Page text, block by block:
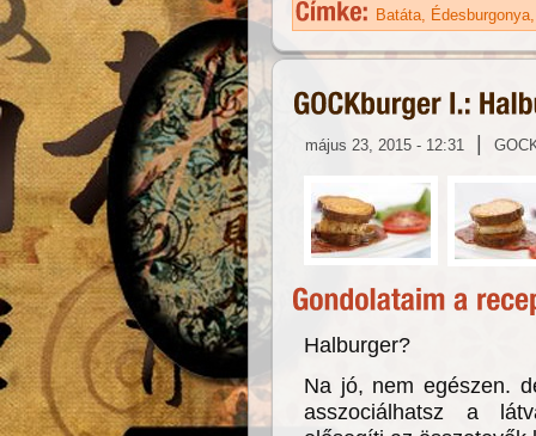
Batáta
Édesburgonya
május 23, 2015 - 12:31 |
Halburger?
Na jó, nem egészen.
asszociálhatsz a